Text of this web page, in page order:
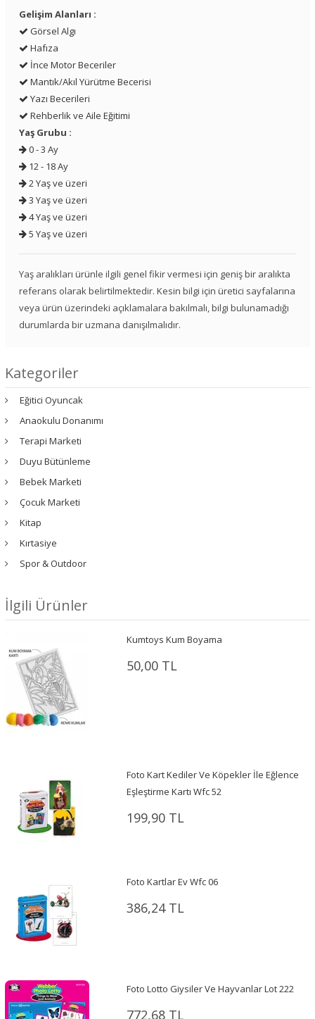
Gelişim Alanları :
Görsel Algı
Hafıza
İnce Motor Beceriler
Mantık/Akıl Yürütme Becerisi
Yazı Becerileri
Rehberlik ve Aile Eğitimi
Yaş Grubu :
0 - 3 Ay
12 - 18 Ay
2 Yaş ve üzeri
3 Yaş ve üzeri
4 Yaş ve üzeri
5 Yaş ve üzeri
Yaş aralıkları ürünle ilgili genel fikir vermesi için geniş bir aralıkta
referans olarak belirtilmektedir. Kesin bilgi için üretici sayfalarına
veya ürün üzerindeki açıklamalara bakılmalı, bilgi bulunamadığı
durumlarda bir uzmana danışılmalıdır.
Kategoriler
Eğitici Oyuncak
Anaokulu Donanımı
Terapi Marketi
Duyu Bütünleme
Bebek Marketi
Çocuk Marketi
Kitap
Kırtasiye
Spor & Outdoor
İlgili Ürünler
Kumtoys Kum Boyama
50,00 TL
Foto Kart Kediler Ve Köpekler İle Eğlence
Eşleştirme Kartı Wfc 52
199,90 TL
Foto Kartlar Ev Wfc 06
386,24 TL
Foto Lotto Giysiler Ve Hayvanlar Lot 222
772,68 TL